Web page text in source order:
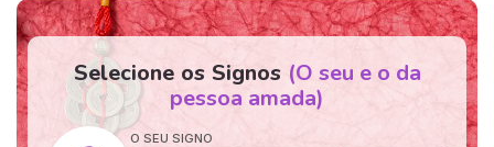
Selecione os Signos (O seu e o da
pessoa amada)
O SEU SIGNO